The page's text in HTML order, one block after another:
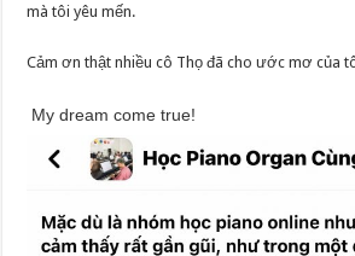
mà tôi yêu mến.
Cảm ơn thật nhiều cô Thọ đã cho ước mơ của
My dream come true!